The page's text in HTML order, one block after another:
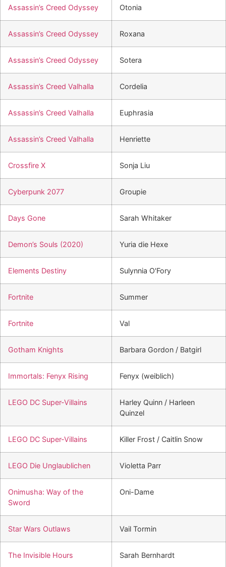
Assassin’s Creed Odyssey Otonia
Assassin’s Creed Odyssey Roxana
Assassin’s Creed Odyssey Sotera
Assassin’s Creed Valhalla Cordelia
Assassin’s Creed Valhalla Euphrasia
Assassin’s Creed Valhalla Henriette
Crossfire X Sonja Liu
Cyberpunk 2077 Groupie
Days Gone Sarah Whitaker
Demon’s Souls (2020) Yuria die Hexe
Elements Destiny Sulynnia O'Fory
Fortnite Summer
Fortnite Val
Gotham Knights Barbara Gordon / Batgirl
Immortals: Fenyx Rising Fenyx (weiblich)
LEGO DC Super-Villains
Harley Quinn / Harleen
Quinzel
LEGO DC Super-Villains Killer Frost / Caitlin Snow
LEGO Die Unglaublichen Violetta Parr
Onimusha: Way of the
Sword
Oni-Dame
Star Wars Outlaws Vail Tormin
The Invisible Hours Sarah Bernhardt